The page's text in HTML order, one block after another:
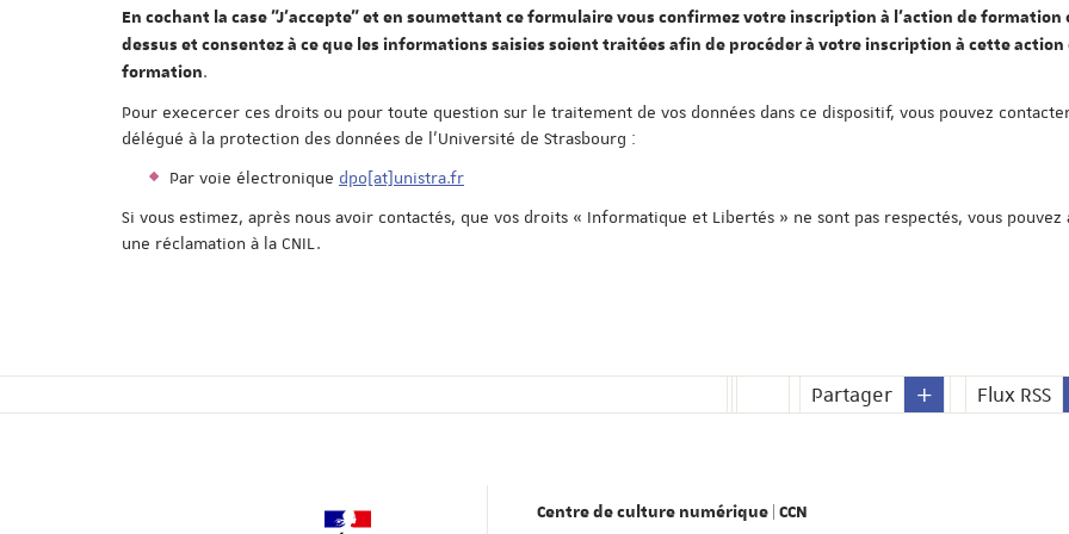
En cochant la case "J'accepte" et en soumettant ce formulaire vous confirmez votre inscription à l'action de formation
dessus et consentez à ce que les informations saisies soient traitées afin de procéder à votre inscription à cette action
formation.
Pour execercer ces droits ou pour toute question sur le traitement de vos données dans ce dispositif, vous pouvez
délégué à la protection des données de l'Université de Strasbourg :
Par voie électronique dpo[at]unistra.fr
Si vous estimez, après nous avoir contactés, que vos droits « Informatique et Libertés » ne sont pas respectés, vous pouvez
une réclamation à la CNIL.
Partager Flux RSS
Centre de culture numérique | CCN